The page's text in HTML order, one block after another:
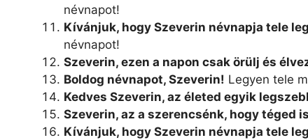
névnapot!
Kívánjuk, hogy Szeverin névnapja tele
névnapot!
Szeverin, ezen a napon csak örülj és
Boldog névnapot, Szeverin! Legyen tele
Kedves Szeverin, az életed egyik
Szeverin, az a szerencsénk, hogy téged
Kívánjuk, hogy Szeverin névnapja tele